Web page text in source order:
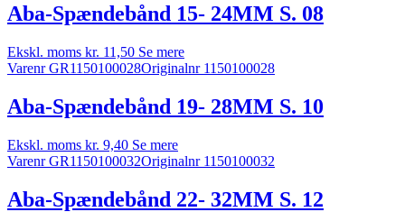
Aba-Spændebånd 15- 24MM S. 08
Ekskl. moms kr. 11,50 Se mere
Varenr GR1150100028Originalnr 1150100028
Aba-Spændebånd 19- 28MM S. 10
Ekskl. moms kr. 9,40 Se mere
Varenr GR1150100032Originalnr 1150100032
Aba-Spændebånd 22- 32MM S. 12